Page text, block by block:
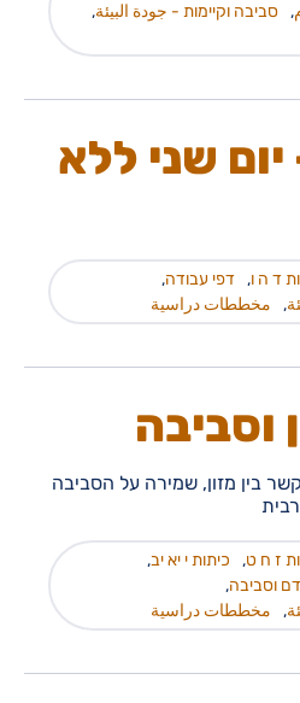
, סביבה וקיימות - جودة البيئة,
שני ללא
ד ה ו, דפי עבודה,
, مخططات دراسية
וסביבה
בין מזון, שמירה על הסביבה
ז ח ט, כיתות י יא יב,
וסביבה,
, مخططات دراسية